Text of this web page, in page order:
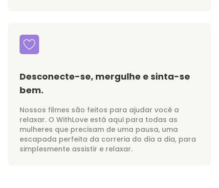
Desconecte-se, mergulhe e sinta-se
bem.
Nossos filmes são feitos para ajudar você a
relaxar. O WithLove está aqui para todas as
mulheres que precisam de uma pausa, uma
escapada perfeita da correria do dia a dia, para
simplesmente assistir e relaxar.